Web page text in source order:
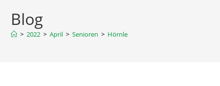
Blog
> 2022 > April > Senioren > Hörnle